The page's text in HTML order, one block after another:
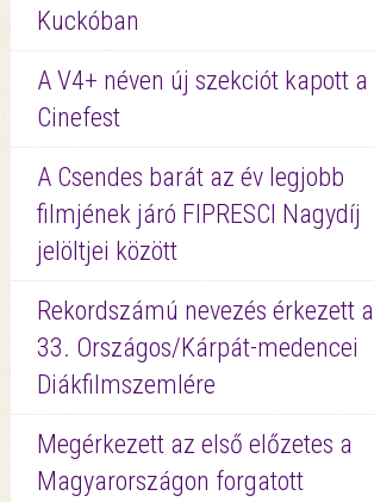
Kuckóban
A V4+ néven új szekciót kapott a
Cinefest
A Csendes barát az év legjobb
filmjének járó FIPRESCI Nagydíj
jelöltjei között
Rekordszámú nevezés érkezett a
33. Országos/Kárpát-medencei
Diákfilmszemlére
Megérkezett az első előzetes a
Magyarországon forgatott